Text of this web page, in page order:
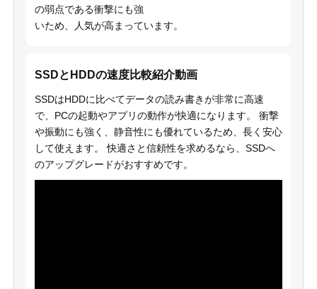
の弱点である衝撃にも強
いため、人気が高まっています。
SSDとHDDの速度比較紹介動画
SSDはHDDに比べてデータの読み書きが非常に高速
で、PCの起動やアプリの動作が快適になります。 衝撃
や振動にも強く、静音性にも優れているため、長く安心
して使えます。 快適さと信頼性を求めるなら、SSDへ
のアップグレードがおすすめです。